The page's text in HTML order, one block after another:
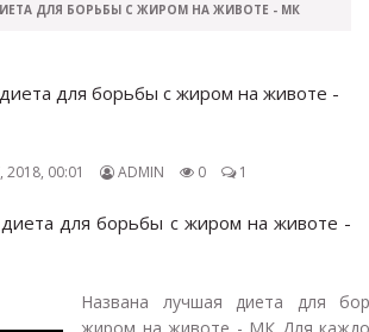
ДЛЯ БОРЬБЫ С ЖИРОМ НА ЖИВОТЕ - МК
для борьбы с жиром на животе -
00:01 ADMIN 0 1
для борьбы с жиром на животе -
Названа лучшая диета для